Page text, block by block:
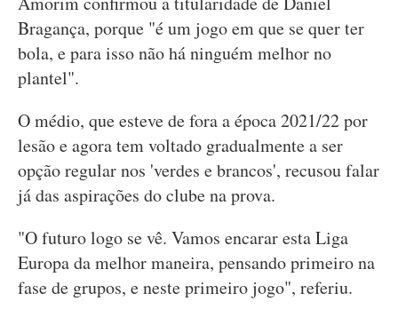
Bragança, porque "é um jogo em que se quer ter
bola, e para isso não há ninguém melhor no
plantel".
O médio, que esteve de fora a época 2021/22 por
lesão e agora tem voltado gradualmente a ser
opção regular nos 'verdes e brancos', recusou falar
já das aspirações do clube na prova.
"O futuro logo se vê. Vamos encarar esta Liga
Europa da melhor maneira, pensando primeiro na
fase de grupos, e neste primeiro jogo", referiu.